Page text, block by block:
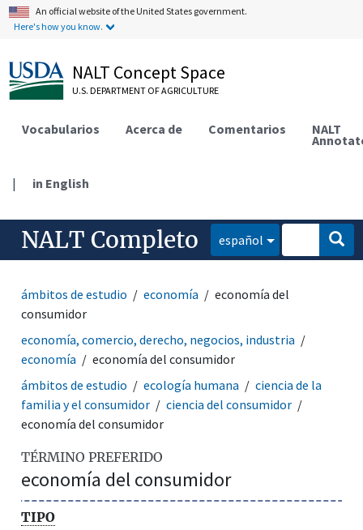
An official website of the United States government.
Here's how you know.
NALT Concept Space
U.S. DEPARTMENT OF AGRICULTURE
Vocabularios Acerca de Comentarios NALT
| in English
NALT Completo español
ámbitos de estudio economía
economía del
consumidor
economía, comercio, derecho, negocios, industria
economía
economía del consumidor
ámbitos de estudio
ecología humana
ciencia de la
familia y el consumidor
ciencia del consumidor
economía del consumidor
TÉRMINO PREFERIDO
economía del consumidor
TIPO